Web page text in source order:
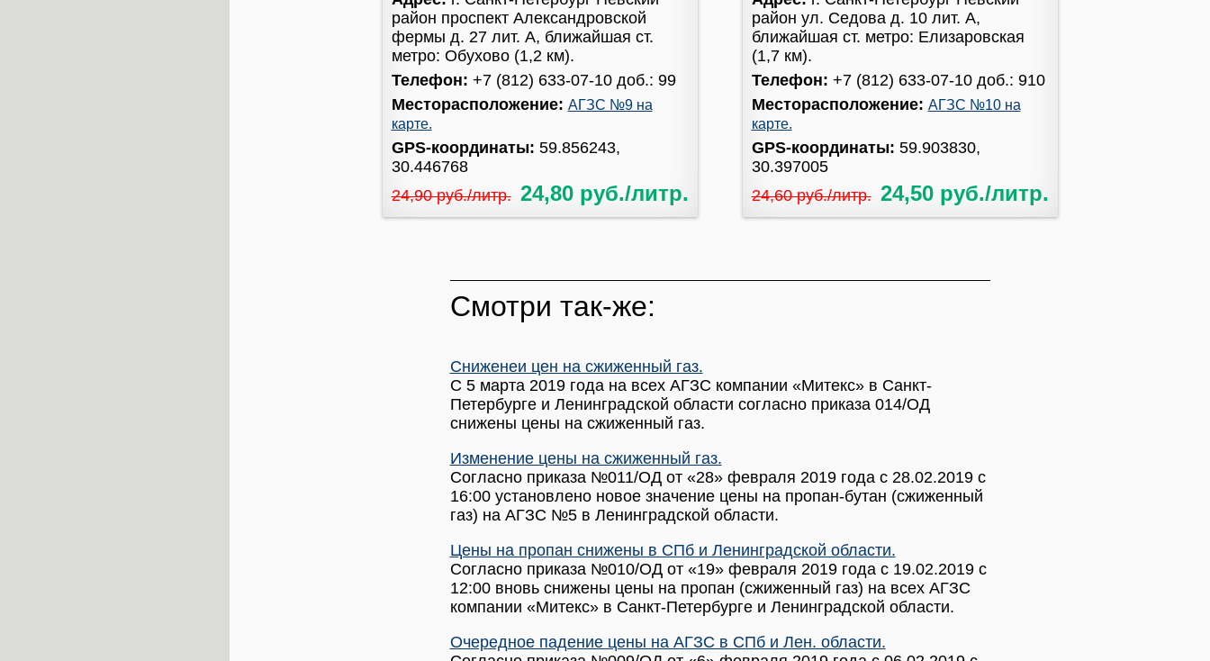
район проспект Александровской
фермы д. 27 лит. А, ближайшая ст.
метро: Обухово (1,2 км).
Телефон: +7 (812) 633-07-10 доб.: 99
Месторасположение: АГЗС №9 на
карте.
GPS-координаты: 59.856243,
30.446768
24,90 руб./литр. 24,80 руб./литр.
район ул. Седова д. 10 лит. А,
ближайшая ст. метро: Елизаровская
(1,7 км).
Телефон: +7 (812) 633-07-10 доб.: 910
Месторасположение: АГЗС №10 на
карте.
GPS-координаты: 59.903830,
30.397005
24,60 руб./литр. 24,50 руб./литр.
Смотри так-же:
Сниженеи цен на сжиженный газ.
С 5 марта 2019 года на всех АГЗС компании «Митекс» в Санкт-
Петербурге и Ленинградской области согласно приказа 014/ОД
снижены цены на сжиженный газ.
Изменение цены на сжиженный газ.
Согласно приказа №011/ОД от «28» февраля 2019 года с 28.02.2019 с
16:00 установлено новое значение цены на пропан-бутан (сжиженный
газ) на АГЗС №5 в Ленинградской области.
Цены на пропан снижены в СПб и Ленинградской области.
Согласно приказа №010/ОД от «19» февраля 2019 года с 19.02.2019 с
12:00 вновь снижены цены на пропан (сжиженный газ) на всех АГЗС
компании «Митекс» в Санкт-Петербурге и Ленинградской области.
Очередное падение цены на АГЗС в СПб и Лен. области.